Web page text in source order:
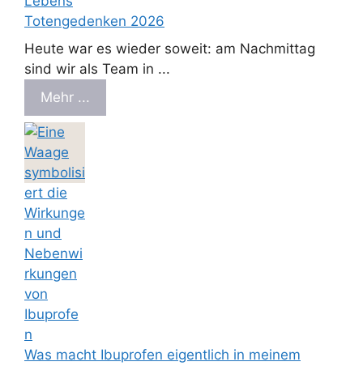
Totengedenken 2026
Heute war es wieder soweit: am Nachmittag
sind wir als Team in ...
Mehr ...
Was macht Ibuprofen eigentlich in meinem